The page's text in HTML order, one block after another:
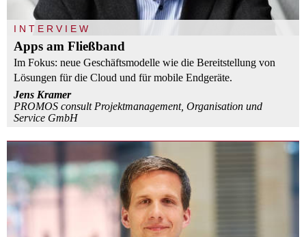
INTERVIEW
Apps am Fließband
Im Fokus: neue Geschäftsmodelle wie die Bereitstellung von
Lösungen für die Cloud und für mobile Endgeräte.
Jens Kramer
PROMOS consult Projektmanagement, Organisation und
Service GmbH